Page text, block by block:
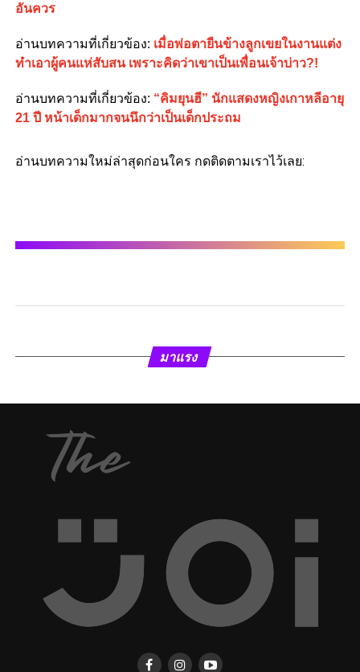
อันควร
อ่านบทความที่เกี่ยวข้อง: เมื่อพ่อตายืนข้างลูกเขยในงานแต่ง
ทำเอาผู้คนแห่สับสน เพราะคิดว่าเขาเป็นเพื่อนเจ้าบ่าว?!
อ่านบทความที่เกี่ยวข้อง: “คิมยุนฮี” นักแสดงหญิงเกาหลีอายุ
21 ปี หน้าเด็กมากจนนึกว่าเป็นเด็กประถม
อ่านบทความใหม่ล่าสุดก่อนใคร กดติดตามเราไว้เลย:
มาแรง